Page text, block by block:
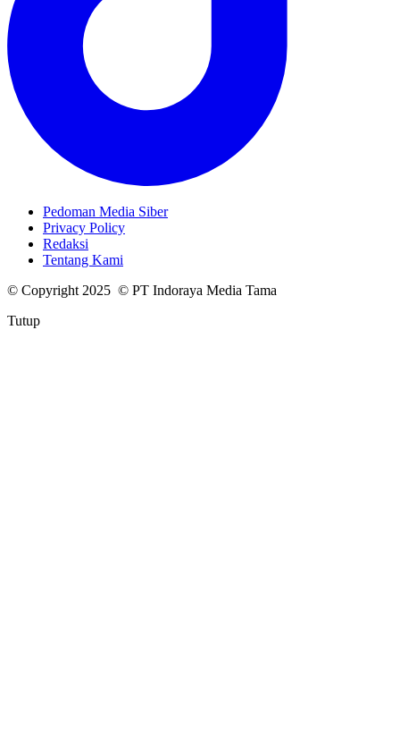
Pedoman Media Siber
Privacy Policy
Redaksi
Tentang Kami
© Copyright 2025 © PT Indoraya Media Tama
Tutup